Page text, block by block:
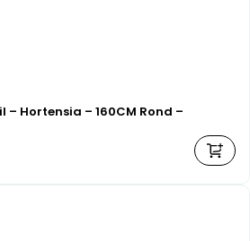
– Hortensia – 160CM Rond –